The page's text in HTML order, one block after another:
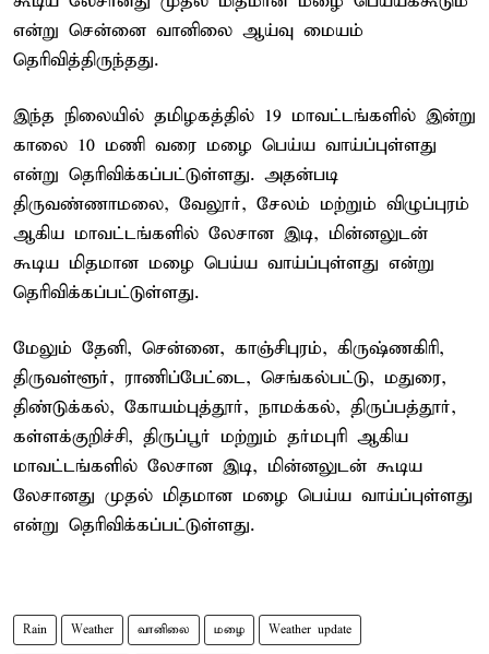
என்று சென்னை வானிலை ஆய்வு மையம்
தெரிவித்திருந்தது.
இந்த நிலையில் தமிழகத்தில் 19 மாவட்டங்களில் இன்று
காலை 10 மணி வரை மழை பெய்ய வாய்ப்புள்ளது
என்று தெரிவிக்கப்பட்டுள்ளது. அதன்படி
திருவண்ணாமலை, வேலூர், சேலம் மற்றும் விழுப்புரம்
ஆகிய மாவட்டங்களில் லேசான இடி, மின்னலுடன்
கூடிய மிதமான மழை பெய்ய வாய்ப்புள்ளது என்று
தெரிவிக்கப்பட்டுள்ளது.
மேலும் தேனி, சென்னை, காஞ்சிபுரம், கிருஷ்ணகிரி,
திருவள்ளூர், ராணிப்பேட்டை, செங்கல்பட்டு, மதுரை,
திண்டுக்கல், கோயம்புத்தூர், நாமக்கல், திருப்பத்தூர்,
கள்ளக்குறிச்சி, திருப்பூர் மற்றும் தர்மபுரி ஆகிய
மாவட்டங்களில் லேசான இடி, மின்னலுடன் கூடிய
லேசானது முதல் மிதமான மழை பெய்ய வாய்ப்புள்ளது
என்று தெரிவிக்கப்பட்டுள்ளது.
Rain Weather வானிலை மழை Weather update